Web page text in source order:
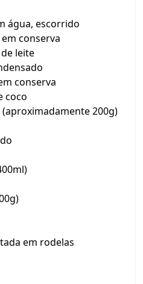
água, escorrido
conserva
leite
conserva
coco
200g)
em rodelas